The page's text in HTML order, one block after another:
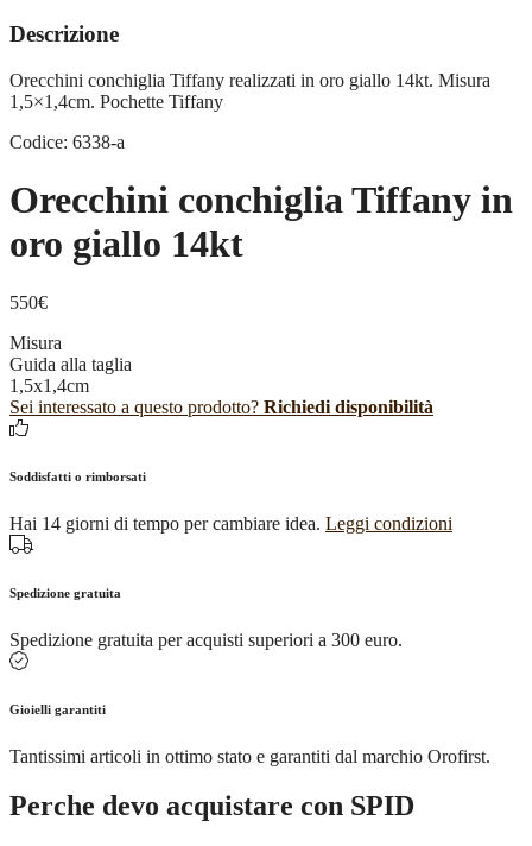
Descrizione
Orecchini conchiglia Tiffany realizzati in oro giallo 14kt. Misura
1,5×1,4cm. Pochette Tiffany
Codice: 6338-a
Orecchini conchiglia Tiffany in
oro giallo 14kt
550€
Misura
Guida alla taglia
1,5x1,4cm
Sei interessato a questo prodotto? Richiedi disponibilità
Soddisfatti o rimborsati
Hai 14 giorni di tempo per cambiare idea. Leggi condizioni
Spedizione gratuita
Spedizione gratuita per acquisti superiori a 300 euro.
Gioielli garantiti
Tantissimi articoli in ottimo stato e garantiti dal marchio Orofirst.
Perche devo acquistare con SPID